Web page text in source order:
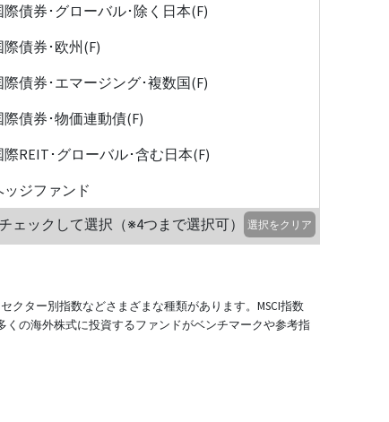
際債券･グローバル･除く日本(F)
際債券･欧州(F)
際債券･エマージング･複数国(F)
際債券･物価連動債(F)
際REIT･グローバル･含む日本(F)
ッジファンド
ェックして選択（※4つまで選択可） 選択をクリア
クター別指数などさまざまな種類があります。MSCI指数
の海外株式に投資するファンドがベンチマークや参考指